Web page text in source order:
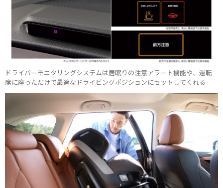
ドライバーモニタリングシステムは居眠りの注意アラート機能や、運転
席に座っただけで最適なドライビングポジションにセットしてくれる